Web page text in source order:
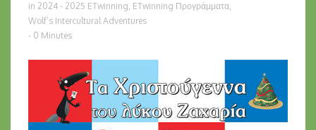
in 2024 - 2025 ETwinning, ETwinning Προγράμματα,
Wolf’s Intercultural Adventures
- 0 Minutes